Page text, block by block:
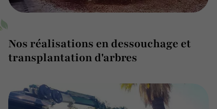
Nos réalisations en dessouchage et
transplantation d'arbres